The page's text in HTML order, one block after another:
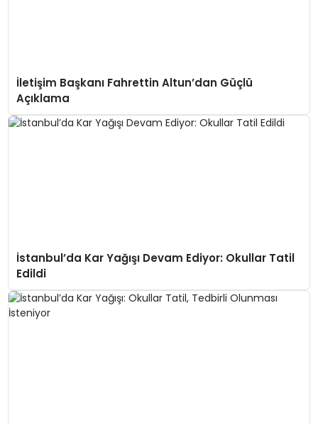
İletişim Başkanı Fahrettin Altun’dan Güçlü
Açıklama
İstanbul’da Kar Yağışı Devam Ediyor: Okullar Tatil
Edildi